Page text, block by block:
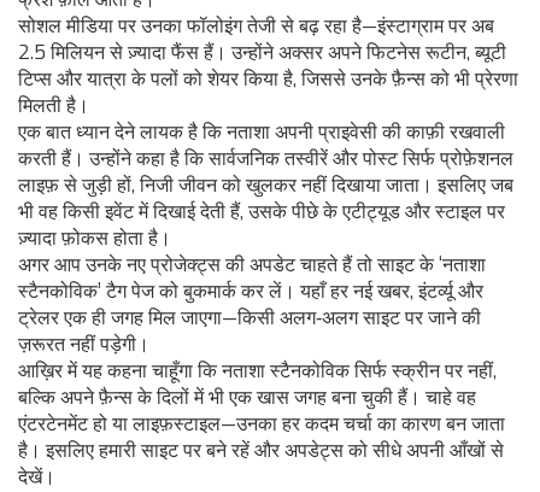
सोशल मीडिया पर उनका फॉलोइंग तेजी से बढ़ रहा है—इंस्टाग्राम पर अब
2.5 मिलियन से ज़्यादा फैंस हैं। उन्होंने अक्सर अपने फिटनेस रूटीन, ब्यूटी
टिप्स और यात्रा के पलों को शेयर किया है, जिससे उनके फ़ैन्स को भी प्रेरणा
मिलती है।
एक बात ध्यान देने लायक है कि नताशा अपनी प्राइवेसी की काफ़ी रखवाली
करती हैं। उन्होंने कहा है कि सार्वजनिक तस्वीरें और पोस्ट सिर्फ प्रोफ़ेशनल
लाइफ़ से जुड़ी हों, निजी जीवन को खुलकर नहीं दिखाया जाता। इसलिए जब
भी वह किसी इवेंट में दिखाई देती हैं, उसके पीछे के एटीट्यूड और स्टाइल पर
ज़्यादा फ़ोकस होता है।
अगर आप उनके नए प्रोजेक्ट्स की अपडेट चाहते हैं तो साइट के ‘नताशा
स्टैनकोविक’ टैग पेज को बुकमार्क कर लें। यहाँ हर नई खबर, इंटर्व्यू और
ट्रेलर एक ही जगह मिल जाएगा—किसी अलग‑अलग साइट पर जाने की
ज़रूरत नहीं पड़ेगी।
आख़िर में यह कहना चाहूँगा कि नताशा स्टैनकोविक सिर्फ स्क्रीन पर नहीं,
बल्कि अपने फ़ैन्स के दिलों में भी एक खास जगह बना चुकी हैं। चाहे वह
एंटरटेनमेंट हो या लाइफ़स्टाइल—उनका हर कदम चर्चा का कारण बन जाता
है। इसलिए हमारी साइट पर बने रहें और अपडेट्स को सीधे अपनी आँखों से
देखें।